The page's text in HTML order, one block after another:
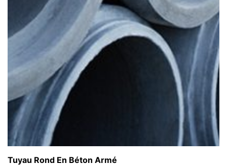
Tuyau Rond En Béton Armé